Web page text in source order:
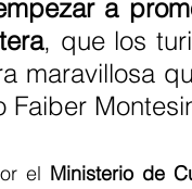
a
, que los
maravillosa
Faiber
el Ministerio de